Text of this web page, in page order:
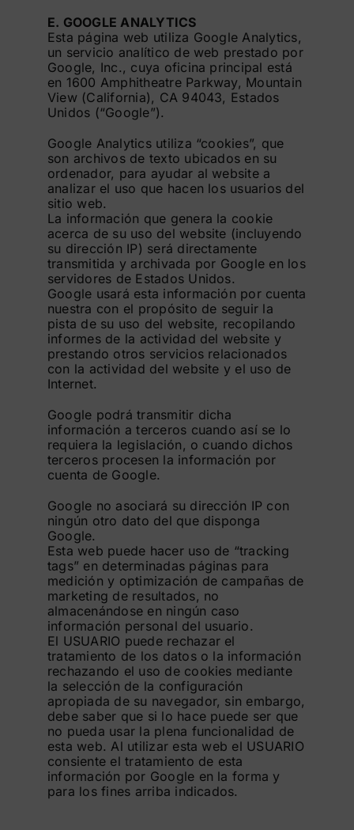
E. GOOGLE ANALYTICS
Esta página web utiliza Google Analytics,
un servicio analítico de web prestado por
Google, Inc., cuya oficina principal está
en 1600 Amphitheatre Parkway, Mountain
View (California), CA 94043, Estados
Unidos (“Google”).
Google Analytics utiliza “cookies”, que
son archivos de texto ubicados en su
ordenador, para ayudar al website a
analizar el uso que hacen los usuarios del
sitio web.
La información que genera la cookie
acerca de su uso del website (incluyendo
su dirección IP) será directamente
transmitida y archivada por Google en los
servidores de Estados Unidos.
Google usará esta información por cuenta
nuestra con el propósito de seguir la
pista de su uso del website, recopilando
informes de la actividad del website y
prestando otros servicios relacionados
con la actividad del website y el uso de
Internet.
Google podrá transmitir dicha
información a terceros cuando así se lo
requiera la legislación, o cuando dichos
terceros procesen la información por
cuenta de Google.
Google no asociará su dirección IP con
ningún otro dato del que disponga
Google.
Esta web puede hacer uso de “tracking
tags” en determinadas páginas para
medición y optimización de campañas de
marketing de resultados, no
almacenándose en ningún caso
información personal del usuario.
El USUARIO puede rechazar el
tratamiento de los datos o la información
rechazando el uso de cookies mediante
la selección de la configuración
apropiada de su navegador, sin embargo,
debe saber que si lo hace puede ser que
no pueda usar la plena funcionalidad de
esta web. Al utilizar esta web el USUARIO
consiente el tratamiento de esta
información por Google en la forma y
para los fines arriba indicados.